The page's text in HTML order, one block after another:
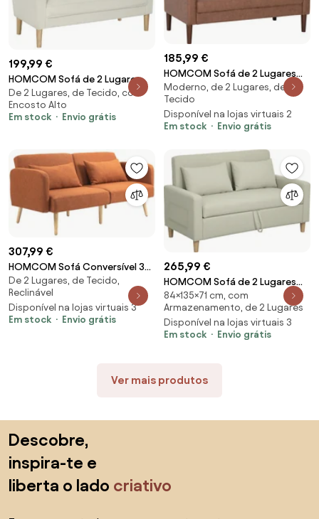
199,99 €
HOMCOM Sofá de 2 Lugares
Estofado em Veludo com
Assento Capitonê e Pés em
Madeira para Espaços
Creme | Aosom Portugal
De 2 Lugares, de Tecido, com
Encosto Alto
Em stock
Envio grátis
185,99 €
HOMCOM Sofá de 2 Lugares
Estofado em Microfibra Sofá
Moderno com Pés de Madeira
Apoio de Braços 130x78x85 cm
Castanho | Aosom Portugal
Moderno, de 2 Lugares, de
Tecido
Disponível na lojas virtuais 2
Em stock
Envio grátis
307,99 €
HOMCOM Sofá Conversível 3
Lugares estilo Clic Clac
Encosto Reclinável e Braços
Ajustáveis em Tecido com
Efeito de Linho Marrom
De 2 Lugares, de Tecido,
Reclinável
Disponível na lojas virtuais 3
Em stock
Envio grátis
265,99 €
HOMCOM Sofá de 2 Lugares
Estofado em Linho Sintético
com Espaço de
Armazenamento 2 Almofadas
135x71x84 cm Bege | Aosom
84×135×71 cm, com
Armazenamento, de 2 Lugares
Disponível na lojas virtuais 3
Em stock
Envio grátis
Ver mais produtos
Descobre,
inspira-te e
liberta o lado criativo